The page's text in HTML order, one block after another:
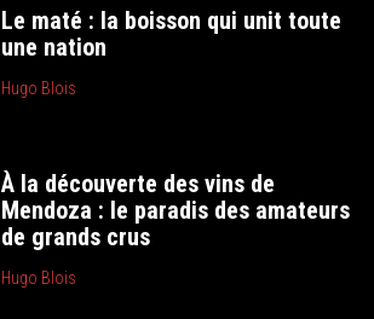
Le maté : la boisson qui unit toute
une nation
Hugo Blois
À la découverte des vins de
Mendoza : le paradis des amateurs
de grands crus
Hugo Blois